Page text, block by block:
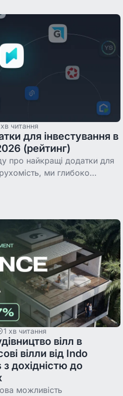
читання
для інвестування в
(рейтинг)
про найкращі додатки для
ми глибоко
1 хв читання
вілл в
вілли від Indo
дохідністю до
можливість